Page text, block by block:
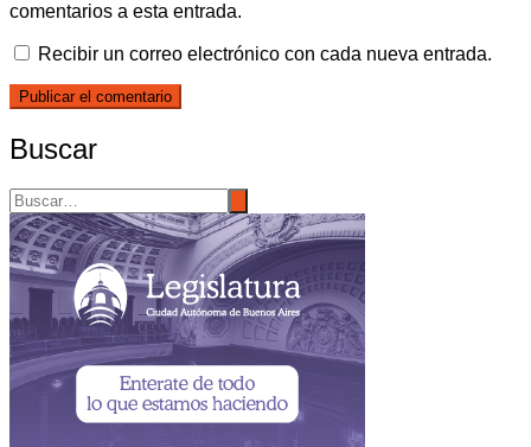
comentarios a esta entrada.
Recibir un correo electrónico con cada nueva entrada.
Buscar